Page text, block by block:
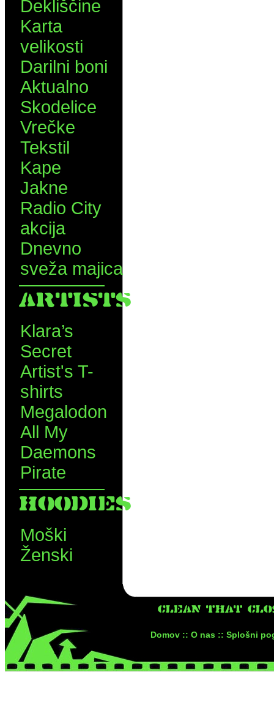
Dekliščine
Karta
velikosti
Darilni boni
Aktualno
Skodelice
Vrečke
Tekstil
Kape
Jakne
Radio City
akcija
Dnevno
sveža majica
ARTISTS
Klara’s
Secret
Artist's T-
shirts
Megalodon
All My
Daemons
Pirate
HOODIES
Moški
Ženski
CLEAN THAT
Domov :: O nas :: Splošni